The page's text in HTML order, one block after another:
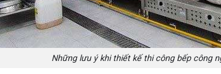
Những lưu ý khi thiết kế thi công bếp công